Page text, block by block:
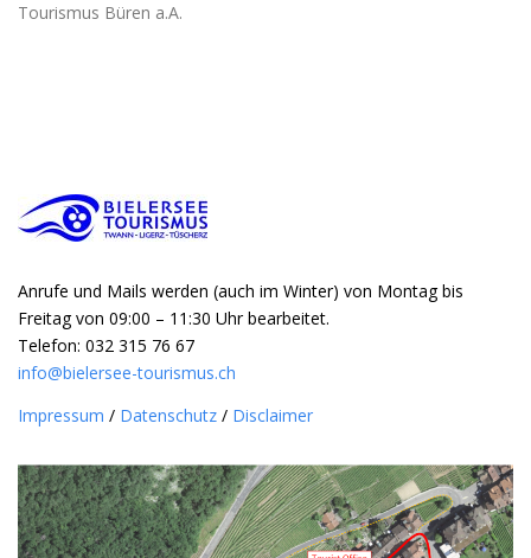
Tourismus Büren a.A.
Anrufe und Mails werden (auch im Winter) von Montag bis
Freitag von 09:00 – 11:30 Uhr bearbeitet.
Telefon: 032 315 76 67
info@bielersee-tourismus.ch
Impressum / Datenschutz / Disclaimer